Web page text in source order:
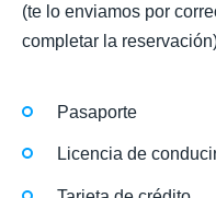
(te lo enviamos por
completar la
Pasaporte
Licencia de